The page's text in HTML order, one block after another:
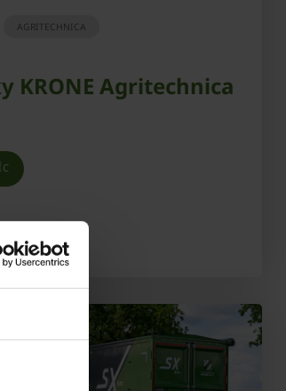
AGRITECHNICA
KRONE Agritechnica